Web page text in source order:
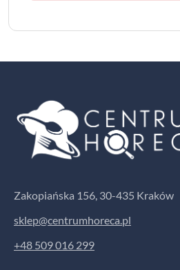
Zakopiańska 156, 30-435 Kraków
sklep@centrumhoreca.pl
+48 509 016 299